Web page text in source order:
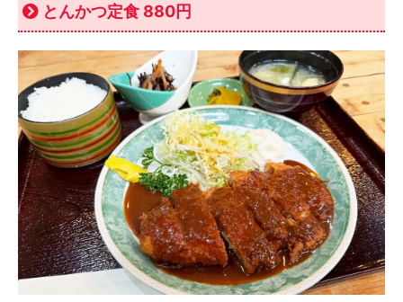
とんかつ定食 880円